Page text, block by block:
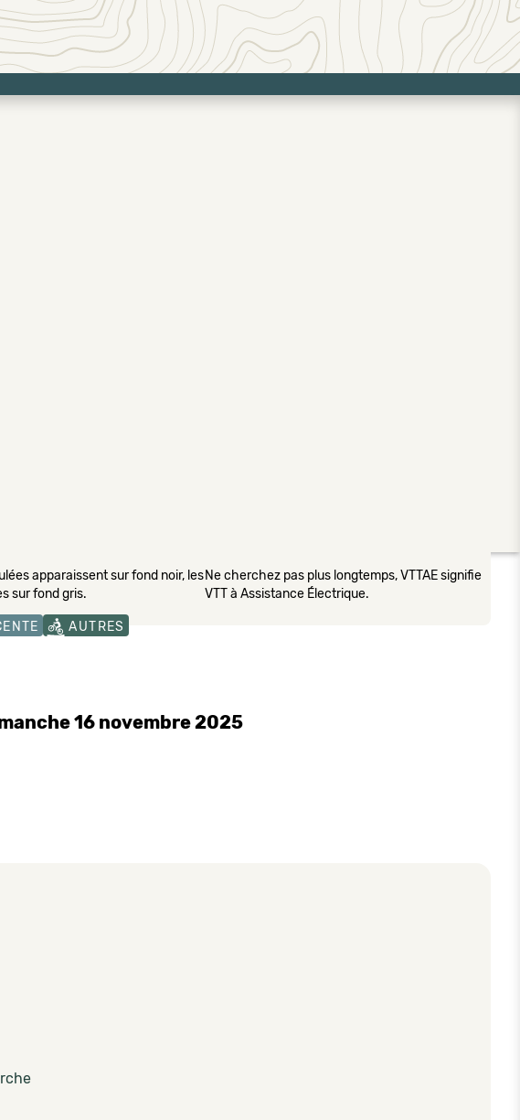
apparaissent sur fond noir, les
sur fond gris.
Ne cherchez pas plus longtemps, VTTAE signifie
VTT à Assistance Électrique.
AUTRES
16 novembre 2025